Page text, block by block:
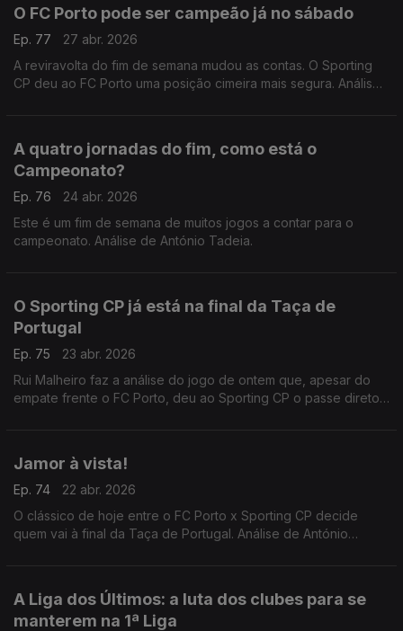
O FC Porto pode ser campeão já no sábado
Ep. 77
27 abr. 2026
A reviravolta do fim de semana mudou as contas. O Sporting
CP deu ao FC Porto uma posição cimeira mais segura. Análise
A quatro jornadas do fim, como está o
Campeonato?
Ep. 76
24 abr. 2026
Este é um fim de semana de muitos jogos a contar para o
campeonato. Análise de António Tadeia.
O Sporting CP já está na final da Taça de
Portugal
Ep. 75
23 abr. 2026
Rui Malheiro faz a análise do jogo de ontem que, apesar do
empate frente o FC Porto, deu ao Sporting CP o passe direto
Jamor à vista!
Ep. 74
22 abr. 2026
O clássico de hoje entre o FC Porto x Sporting CP decide
quem vai à final da Taça de Portugal. Análise de António
A Liga dos Últimos: a luta dos clubes para se
manterem na 1ª Liga